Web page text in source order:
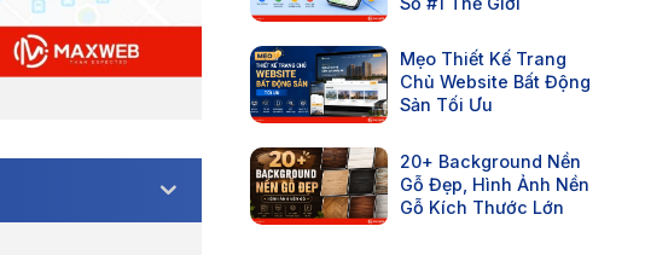
Mẹo Thiết Kế Trang
Chủ Website Bất Động
Sản Tối Ưu
20+ Background Nền
Gỗ Đẹp, Hình Ảnh Nền
Gỗ Kích Thước Lớn